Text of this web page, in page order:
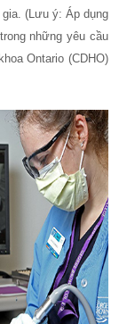
(Lưu ý: Áp dụng
những yêu cầu
Ontario (CDHO)